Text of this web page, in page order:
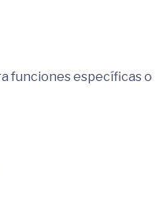
funciones específicas o